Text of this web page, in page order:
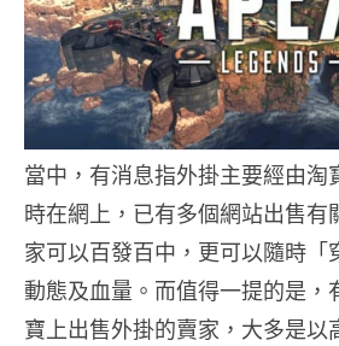
當中，有消息指外掛主要經由淘
時在網上，已有多個網站出售有
家可以百發百中，更可以隨時「
動態及血量。而值得一提的是，
寶上出售外掛的賣家，大多是以